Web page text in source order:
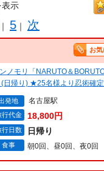
表示
｜ 5 ｜ 次
お
ノモリ「NARUTO＆
(日帰り) ★25名様より忍術確
発地 名古屋駅
行代金 18,800円
行日数 日帰り
食事 朝0回、昼0回、夜0回